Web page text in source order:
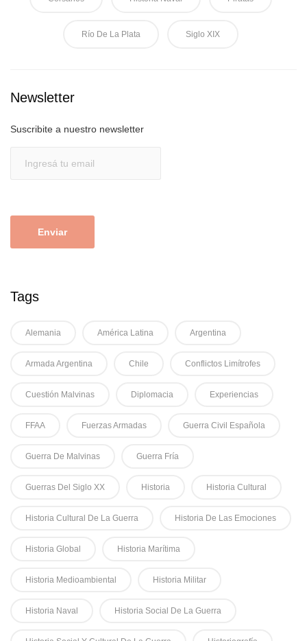
Río De La Plata Siglo XIX
Newsletter
Suscribite a nuestro newsletter
Tags
Alemania América Latina Argentina
Armada Argentina Chile Conflictos Limítrofes
Cuestión Malvinas Diplomacia Experiencias
FFAA Fuerzas Armadas Guerra Civil Española
Guerra De Malvinas Guerra Fría
Guerras Del Siglo XX Historia Historia Cultural
Historia Cultural De La Guerra Historia De Las Emociones
Historia Global Historia Marítima
Historia Medioambiental Historia Militar
Historia Naval Historia Social De La Guerra